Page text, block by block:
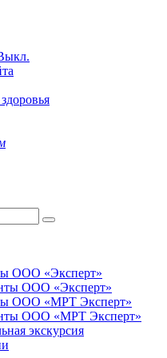
ООО «Эксперт»
ООО «Эксперт»
ООО «МРТ Эксперт»
ООО «МРТ Эксперт»
экскурсия